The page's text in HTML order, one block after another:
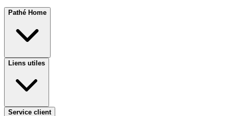
Pathé Home
Liens utiles
Service client